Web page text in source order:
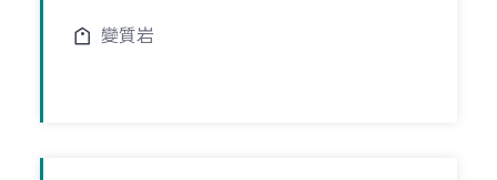
變質岩